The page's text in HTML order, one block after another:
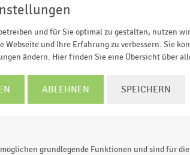
und Vorteile sichern!
Daten und Kennzahlen
Excel, PNG, PDF
und für Sie optimal zu gestalten, nutzen
Webseite und Ihre Erfahrung zu verbessern. Sie
ändern. Hier finden Sie eine Übersicht über
ABLEHNEN SPEICHERN
grundlegende Funktionen und sind für